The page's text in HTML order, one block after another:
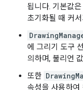
됩니다. 기본값은
초기화될 때 커
에 그리기 도구
의하며, 불리언
또한
속성을 사용하여